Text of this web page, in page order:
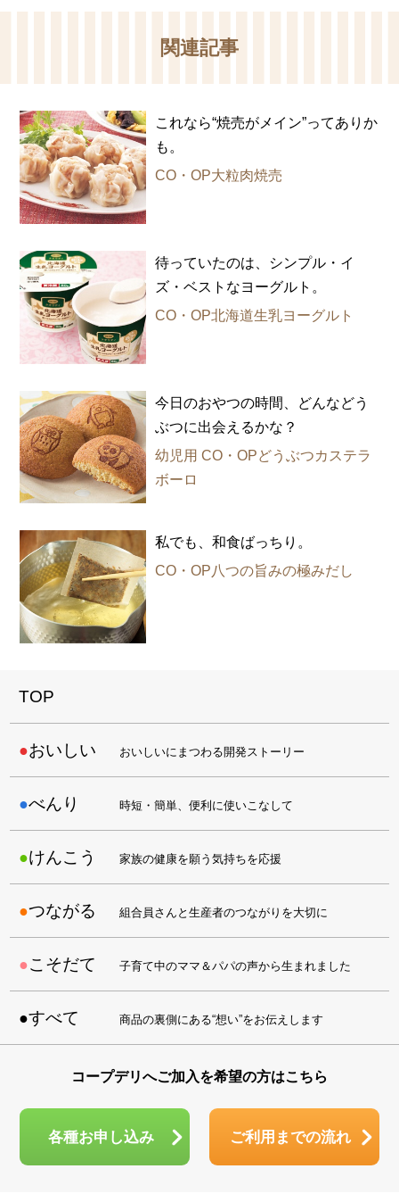
関連記事
これなら“焼売がメイン”ってありか
も。
CO・OP大粒肉焼売
待っていたのは、シンプル・イ
ズ・ベストなヨーグルト。
CO・OP北海道生乳ヨーグルト
今日のおやつの時間、どんなどう
ぶつに出会えるかな？
幼児用 CO・OPどうぶつカステラ
ボーロ
私でも、和食ばっちり。
CO・OP八つの旨みの極みだし
TOP
おいしい おいしいにまつわる開発ストーリー
べんり 時短・簡単、便利に使いこなして
けんこう 家族の健康を願う気持ちを応援
つながる 組合員さんと生産者のつながりを大切に
こそだて 子育て中のママ＆パパの声から生まれました
すべて 商品の裏側にある“想い”をお伝えします
コープデリへご加入を希望の方はこちら
各種お申し込み ご利用までの流れ